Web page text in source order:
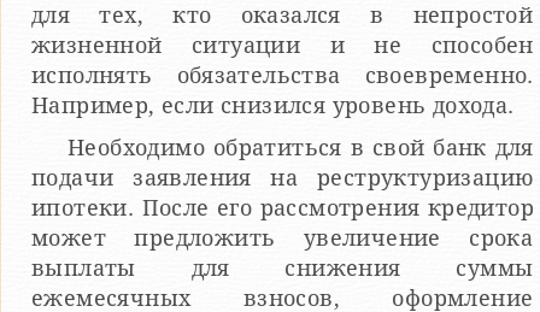
для тех, кто оказался в непростой
жизненной ситуации и не способен
исполнять обязательства своевременно.
Например, если снизился уровень дохода.
Необходимо обратиться в свой банк для
подачи заявления на реструктуризацию
ипотеки. После его рассмотрения кредитор
может предложить увеличение срока
выплаты для снижения суммы
ежемесячных взносов, оформление